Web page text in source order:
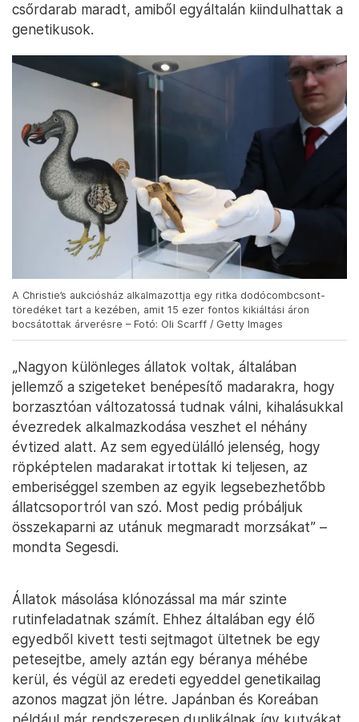
csőrdarab maradt, amiből egyáltalán kiindulhattak a
genetikusok.
A Christie’s aukciósház alkalmazottja egy ritka dodócombcsont-
töredéket tart a kezében, amit 15 ezer fontos kikiáltási áron
bocsátottak árverésre – Fotó: Oli Scarff / Getty Images
„Nagyon különleges állatok voltak, általában
jellemző a szigeteket benépesítő madarakra, hogy
borzasztóan változatossá tudnak válni, kihalásukkal
évezredek alkalmazkodása veszhet el néhány
évtized alatt. Az sem egyedülálló jelenség, hogy
röpképtelen madarakat irtottak ki teljesen, az
emberiséggel szemben az egyik legsebezhetőbb
állatcsoportról van szó. Most pedig próbáljuk
összekaparni az utánuk megmaradt morzsákat” –
mondta Segesdi.
Állatok másolása klónozással ma már szinte
rutinfeladatnak számít. Ehhez általában egy élő
egyedből kivett testi sejtmagot ültetnek be egy
petesejtbe, amely aztán egy béranya méhébe
kerül, és végül az eredeti egyeddel genetikailag
azonos magzat jön létre. Japánban és Koreában